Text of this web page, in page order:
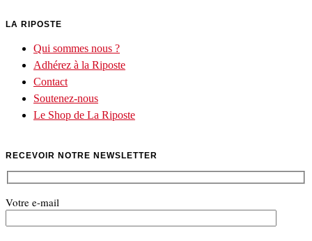
LA RIPOSTE
Qui sommes nous ?
Adhérez à la Riposte
Contact
Soutenez-nous
Le Shop de La Riposte
RECEVOIR NOTRE NEWSLETTER
Votre e-mail